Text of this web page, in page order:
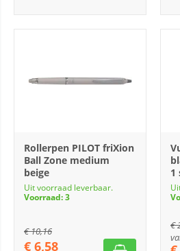
Rollerpen PILOT friXion
Ball Zone medium
beige
Uit voorraad leverbaar.
Voorraad: 3
€10,16
€ 6,58
1
€